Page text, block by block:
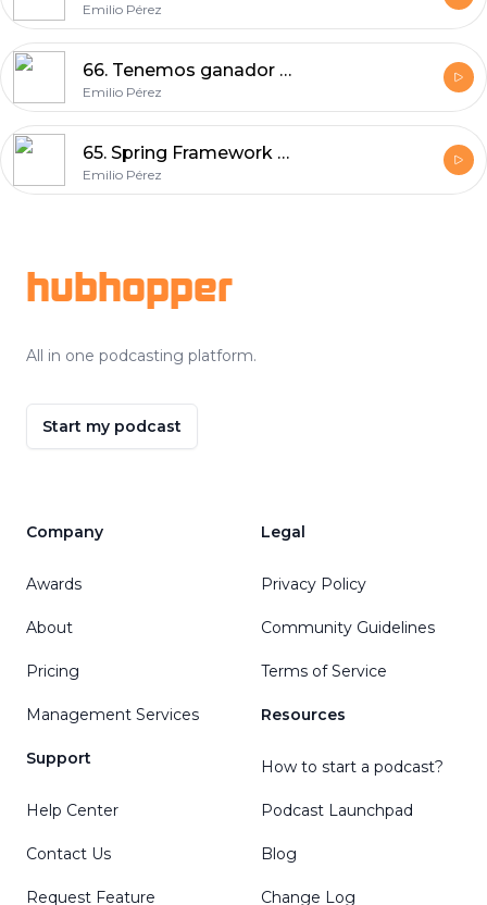
Emilio Pérez
66. Tenemos ganador y comenzamos monográfico de Spring Framework
Emilio Pérez
65. Spring Framework o Delphi MVC Framework
Emilio Pérez
hubhopper
All in one podcasting platform.
Start my podcast
Company
Awards
About
Pricing
Management Services
Support
Help Center
Contact Us
Request Feature
Legal
Privacy Policy
Community Guidelines
Terms of Service
Resources
How to start a podcast?
Podcast Launchpad
Blog
Change Log